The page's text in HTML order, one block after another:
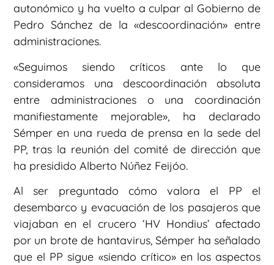
autonómico y ha vuelto a culpar al Gobierno de
Pedro Sánchez de la «descoordinación» entre
administraciones.
«Seguimos siendo críticos ante lo que
consideramos una descoordinación absoluta
entre administraciones o una coordinación
manifiestamente mejorable», ha declarado
Sémper en una rueda de prensa en la sede del
PP, tras la reunión del comité de dirección que
ha presidido Alberto Núñez Feijóo.
Al ser preguntado cómo valora el PP el
desembarco y evacuación de los pasajeros que
viajaban en el crucero ‘HV Hondius’ afectado
por un brote de hantavirus, Sémper ha señalado
que el PP sigue «siendo crítico» en los aspectos